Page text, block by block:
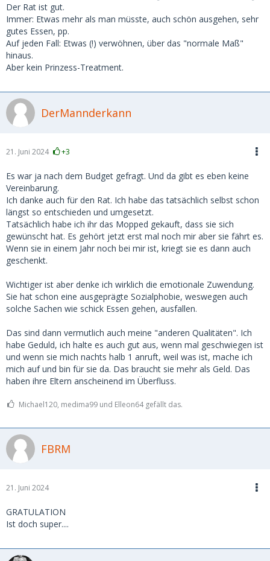
Der Rat ist gut.
Immer: Etwas mehr als man müsste, auch schön ausgehen, sehr
gutes Essen, pp.
Auf jeden Fall: Etwas (!) verwöhnen, über das "normale Maß"
hinaus.
Aber kein Prinzess-Treatment.
DerMannderkann
21. Juni 2024 +3
Es war ja nach dem Budget gefragt. Und da gibt es eben keine
Vereinbarung.
Ich danke auch für den Rat. Ich habe das tatsächlich selbst schon
längst so entschieden und umgesetzt.
Tatsächlich habe ich ihr das Mopped gekauft, dass sie sich
gewünscht hat. Es gehört jetzt erst mal noch mir aber sie fährt es.
Wenn sie in einem Jahr noch bei mir ist, kriegt sie es dann auch
geschenkt.
Wichtiger ist aber denke ich wirklich die emotionale Zuwendung.
Sie hat schon eine ausgeprägte Sozialphobie, weswegen auch
solche Sachen wie schick Essen gehen, ausfallen.
Das sind dann vermutlich auch meine "anderen Qualitäten". Ich
habe Geduld, ich halte es auch gut aus, wenn mal geschwiegen ist
und wenn sie mich nachts halb 1 anruft, weil was ist, mache ich
mich auf und bin für sie da. Das braucht sie mehr als Geld. Das
haben ihre Eltern anscheinend im Überfluss.
Michael120, medima99 und Elleon64 gefällt das.
FBRM
21. Juni 2024
GRATULATION
Ist doch super....